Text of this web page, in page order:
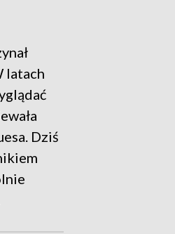
latach
Dziś